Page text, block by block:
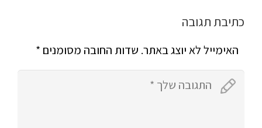
כתיבת תגובה
האימייל לא יוצג באתר. שדות החובה מסומנים *